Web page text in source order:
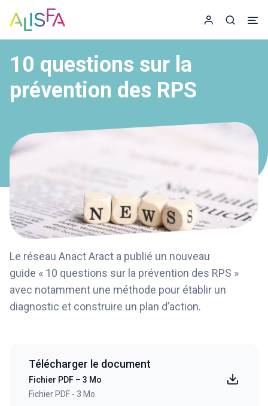
Accueil
Espace
10 questions sur la
prévention des RPS
Le réseau Anact Aract a publié un nouveau
guide « 10 questions sur la prévention des RPS »
avec notamment une méthode pour établir un
diagnostic et construire un plan d’action.
Télécharger le document
Fichier PDF – 3 Mo
Fichier PDF - 3 Mo